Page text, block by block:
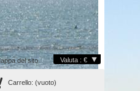
Valuta : €
del sito
Carrello: (vuoto)